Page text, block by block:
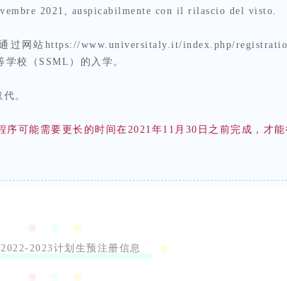
2021, auspicabilmente con il rilascio del visto.
过网站https://www.universitaly.it/index.php/
校（SSML）的入学。
。
序可能需要更长的时间在2021年11月30日之前完成，才能
2023计划生预注册信息